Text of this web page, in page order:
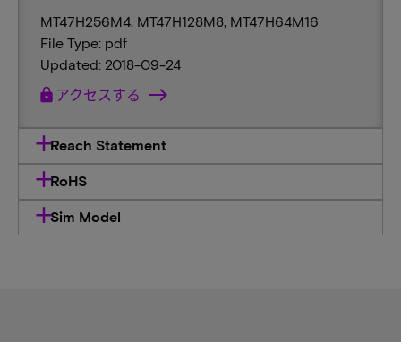
MT47H256M4, MT47H128M8, MT47H64M16
File Type: pdf
Updated: 2018-09-24
lock アクセスする
Reach Statement
RoHS
Sim Model